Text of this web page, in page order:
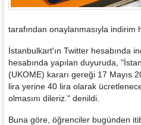
tarafından onaylanmasıyla indirim
İstanbulkart'ın Twitter hesabında
hesabında yapılan duyuruda,
(UKOME) kararı gereği 17 Mayıs
lira yerine 40 lira olarak
olmasını dileriz." denildi.
Buna göre, öğrenciler bugünden